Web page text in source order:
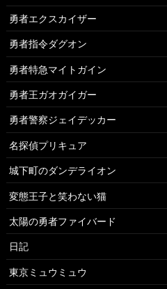
勇者エクスカイザー
勇者指令ダグオン
勇者特急マイトガイン
勇者王ガオガイガー
勇者警察ジェイデッカー
名探偵プリキュア
城下町のダンデライオン
変態王子と笑わない猫
太陽の勇者ファイバード
日記
東京ミュウミュウ